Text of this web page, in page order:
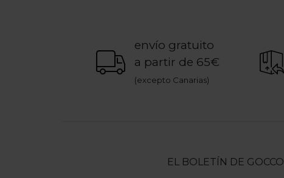
envío gratuito
a partir de 65€
(excepto Canarias)
EL BOLETÍN DE GOCCO